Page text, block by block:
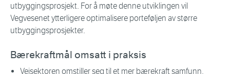
utbyggingsprosjekt. For å møte denne utviklingen vil
Vegvesenet ytterligere optimalisere porteføljen av større
utbyggingsprosjekter.
Bærekraftmål omsatt i praksis
Veisektoren omstiller seg til et mer bærekraft samfunn.